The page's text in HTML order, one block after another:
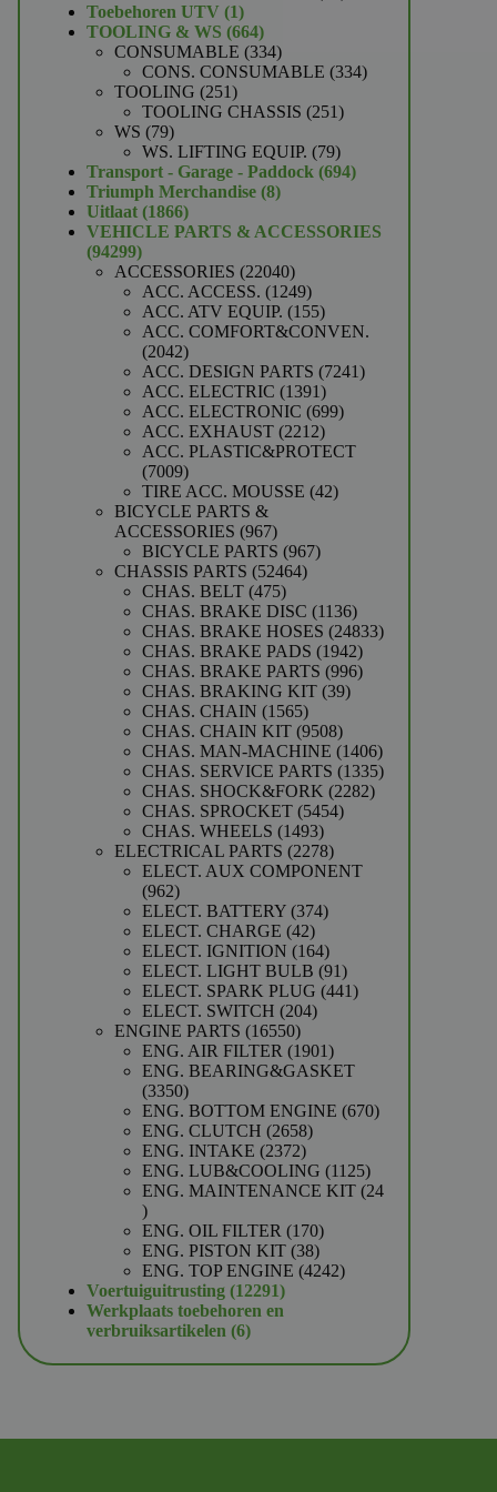
Toebehoren UTV 11
product
TOOLING & WS 664664
producten
CONSUMABLE 334334
producten
CONS. CONSUMABLE 334334
TOOLING 251251
producten
TOOLING CHASSIS 251251
WS 7979
producten
WS. LIFTING EQUIP. 7979
producten
Transport - Garage - Paddock 694694
Triumph Merchandise 88
Uitlaat 18661866
producten
VEHICLE PARTS & ACCESSORIES
9429994299
producten
ACCESSORIES 2204022040
producten
ACC. ACCESS. 12491249
producten
ACC. ATV EQUIP. 155155
producten
ACC. COMFORT&CONVEN.
20422042
producten
ACC. DESIGN PARTS 72417241
ACC. ELECTRIC 13911391
producten
ACC. ELECTRONIC 699699
ACC. EXHAUST 22122212
producten
ACC. PLASTIC&PROTECT
70097009
producten
TIRE ACC. MOUSSE 4242
BICYCLE PARTS &
ACCESSORIES 967967
producten
BICYCLE PARTS 967967
CHASSIS PARTS 5246452464
CHAS. BELT 475475
producten
CHAS. BRAKE DISC 11361136
producten
CHAS. BRAKE HOSES 2483324833
CHAS. BRAKE PADS 19421942
producten
CHAS. BRAKE PARTS 996996
CHAS. BRAKING KIT 3939
CHAS. CHAIN 15651565
producten
CHAS. CHAIN KIT 95089508
producten
CHAS. MAN-MACHINE 14061406
producten
CHAS. SERVICE PARTS 13351335
CHAS. SHOCK&FORK 22822282
CHAS. SPROCKET 54545454
CHAS. WHEELS 14931493
producten
ELECTRICAL PARTS 22782278
producten
ELECT. AUX COMPONENT
962962
producten
ELECT. BATTERY 374374
ELECT. CHARGE 4242
producten
ELECT. IGNITION 164164
producten
ELECT. LIGHT BULB 9191
producten
ELECT. SPARK PLUG 441441
ELECT. SWITCH 204204
ENGINE PARTS 1655016550
producten
ENG. AIR FILTER 19011901
producten
ENG. BEARING&GASKET
33503350
producten
ENG. BOTTOM ENGINE 670670
ENG. CLUTCH 26582658
ENG. INTAKE 23722372
producten
ENG. LUB&COOLING 11251125
producten
ENG. MAINTENANCE KIT 24
24
producten
ENG. OIL FILTER 170170
producten
ENG. PISTON KIT 3838
producten
ENG. TOP ENGINE 42424242
Voertuiguitrusting 1229112291
producten
Werkplaats toebehoren en
verbruiksartikelen 66